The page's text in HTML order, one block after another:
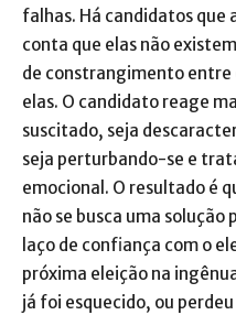
falhas. Há candidatos que
conta que elas não
de constrangimento entre
elas. O candidato reage
suscitado, seja
seja perturbando-se e
emocional. O resultado é
não se busca uma
laço de confiança com o
próxima eleição na
já foi esquecido, ou